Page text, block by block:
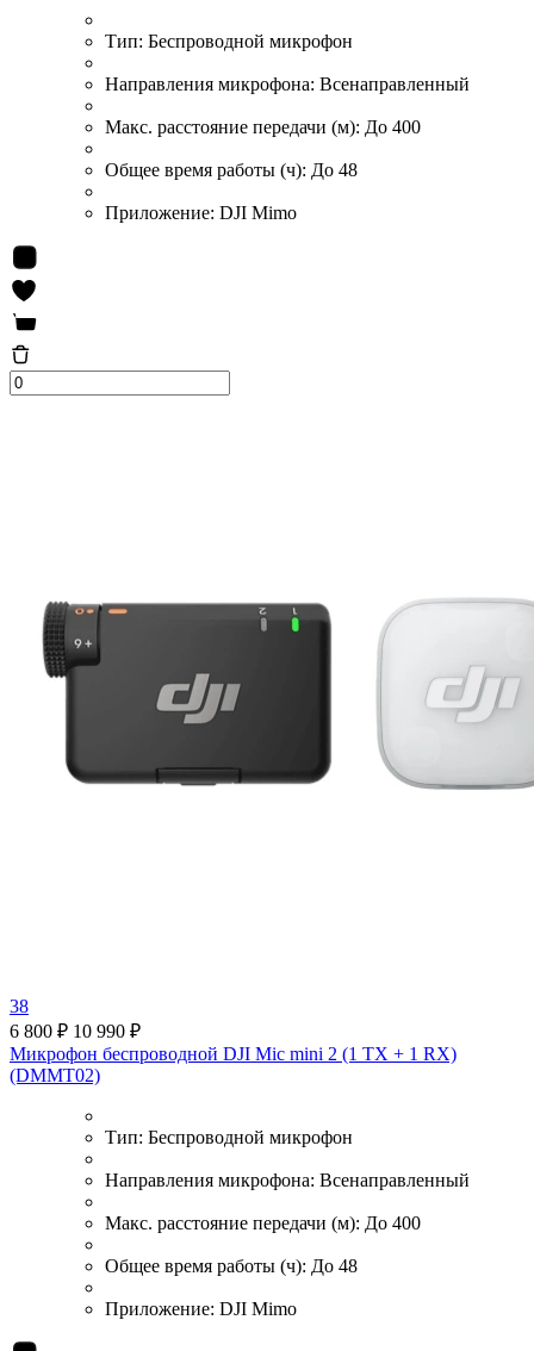
Тип: Беспроводной микрофон
Направления микрофона: Всенаправленный
Макс. расстояние передачи (м): До 400
Общее время работы (ч): До 48
Приложение: DJI Mimo
38
6 800 ₽ 10 990 ₽
Микрофон беспроводной DJI Mic mini 2 (1 TX + 1 RX)
(DMMT02)
Тип: Беспроводной микрофон
Направления микрофона: Всенаправленный
Макс. расстояние передачи (м): До 400
Общее время работы (ч): До 48
Приложение: DJI Mimo